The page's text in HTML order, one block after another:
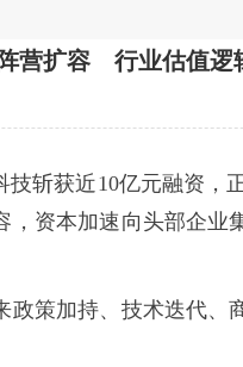
营扩容 行业估值逻
技斩获近10亿元融资
，资本加速向头部企
加持、技术迭代、